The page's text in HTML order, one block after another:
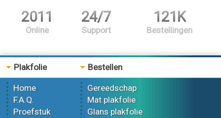
2011
Online
24/7
Support
121K
Bestellingen
Plakfolie
Home
F.A.Q.
Proefstuk
Bestellen
Gereedschap
Mat plakfolie
Glans plakfolie